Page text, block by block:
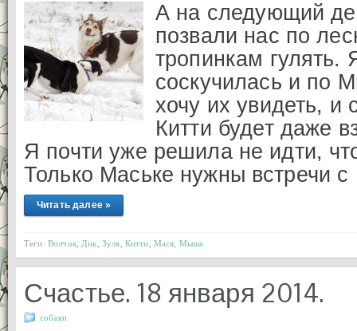
А на следующий
позвали нас по
тропинкам гулять.
соскучилась и по
хочу их увидеть, и
Китти будет даже
Я почти уже решила не идти,
Только Маське нужны встречи
Читать далее »
Теги: Волчок, Дик Зуля Китти Мася Мыша
Счастье. 18 января 2014.
собаки